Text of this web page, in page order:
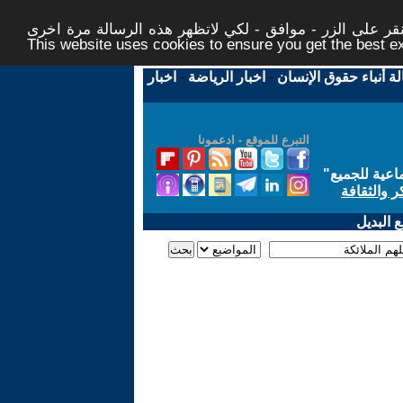
على الزر - موافق - لكي لاتظهر هذه الرسالة مرة اخرى -
This website uses cookies to ensure you get the best
أنباء حقوق الإنسان - اخبار الرياضة - اخبار
التبرع للموقع - ادعمونا
للجميع"
والثقافة
البديل